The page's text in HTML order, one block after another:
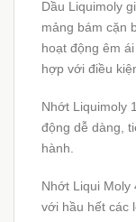
Dầu Liquimoly
mảng bám cặn
hoạt động êm
hợp với điều
Nhớt Liquimoly
động dễ dàng,
hành.
Nhớt Liqui Moly
với hầu hết các